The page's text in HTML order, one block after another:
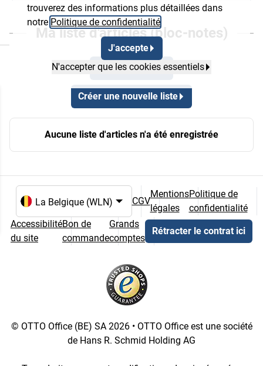
trouverez des informations plus détaillées dans
notre Politique de confidentialité
J'accepte
N'accepter que les cookies essentiels
Ma liste d'articles (bloc-notes)
Mes mots-clés
Créer une nouvelle liste
Aucune liste d'articles n'a été enregistrée
Choix de la langue et du pays
CGV
Mentions
légales
Politique de
confidentialité
Accessibilité
du site
Bon de
commande
Grands
comptes
Rétracter le contrat ici
© OTTO Office (BE) SA 2026 • OTTO Office est une société
de Hans R. Schmid Holding AG